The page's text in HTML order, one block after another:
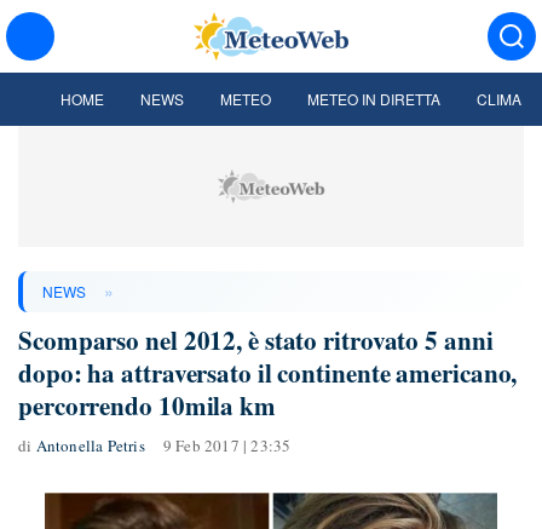
HOME NEWS METEO METEO IN DIRETTA CLIMA
NEWS »
Scomparso nel 2012, è stato ritrovato 5 anni
dopo: ha attraversato il continente americano,
percorrendo 10mila km
di Antonella Petris 9 Feb 2017 | 23:35